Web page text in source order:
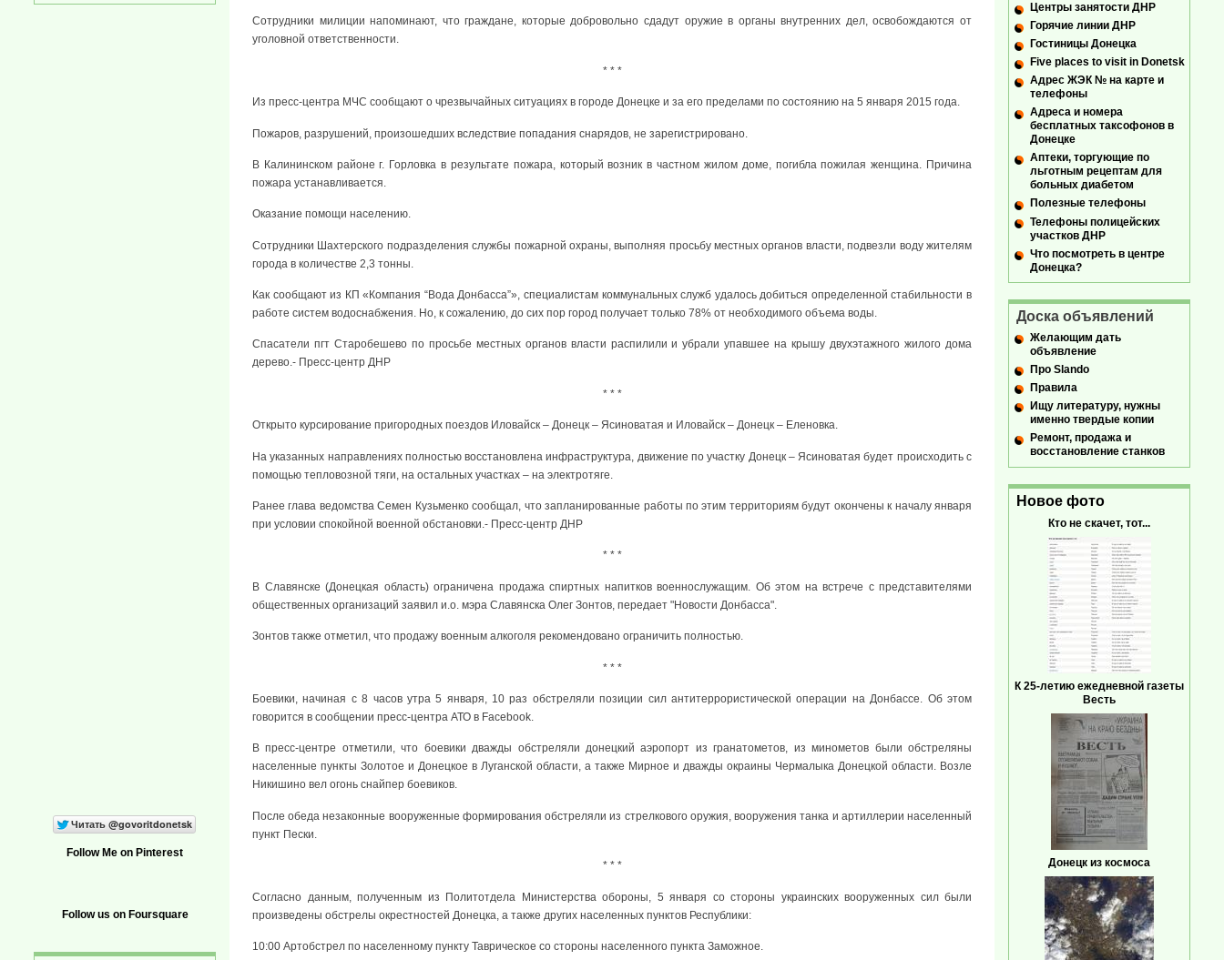
Сотрудники милиции напоминают, что граждане, которые добровольно сдадут оружие в органы внутренних дел, освобождаются от
уголовной ответственности.
* * *
Из пресс-центра МЧС сообщают о чрезвычайных ситуациях в городе Донецке и за его пределами по состоянию на 5 января 2015 года.
Пожаров, разрушений, произошедших вследствие попадания снарядов, не зарегистрировано.
В Калининском районе г. Горловка в результате пожара, который возник в частном жилом доме, погибла пожилая женщина. Причина
пожара устанавливается.
Оказание помощи населению.
Сотрудники Шахтерского подразделения службы пожарной охраны, выполняя просьбу местных органов власти, подвезли воду жителям
города в количестве 2,3 тонны.
Как сообщают из КП «Компания “Вода Донбасса”», специалистам коммунальных служб удалось добиться определенной стабильности в
работе систем водоснабжения. Но, к сожалению, до сих пор город получает только 78% от необходимого объема воды.
Спасатели пгт Старобешево по просьбе местных органов власти распилили и убрали упавшее на крышу двухэтажного жилого дома
дерево.- Пресс-центр ДНР
* * *
Открыто курсирование пригородных поездов Иловайск – Донецк – Ясиноватая и Иловайск – Донецк – Еленовка.
На указанных направлениях полностью восстановлена инфраструктура, движение по участку Донецк – Ясиноватая будет происходить с
помощью тепловозной тяги, на остальных участках – на электротяге.
Ранее глава ведомства Семен Кузьменко сообщал, что запланированные работы по этим территориям будут окончены к началу января
при условии спокойной военной обстановки.- Пресс-центр ДНР
* * *
В Славянске (Донецкая область) ограничена продажа спиртных напитков военнослужащим. Об этом на встрече с представителями
общественных организаций заявил и.о. мэра Славянска Олег Зонтов, передает "Новости Донбасса".
Зонтов также отметил, что продажу военным алкоголя рекомендовано ограничить полностью.
* * *
Боевики, начиная с 8 часов утра 5 января, 10 раз обстреляли позиции сил антитеррористической операции на Донбассе. Об этом
говорится в сообщении пресс-центра АТО в Facebook.
В пресс-центре отметили, что боевики дважды обстреляли донецкий аэропорт из гранатометов, из минометов были обстреляны
населенные пункты Золотое и Донецкое в Луганской области, а также Мирное и дважды окраины Чермалыка Донецкой области. Возле
Никишино вел огонь снайпер боевиков.
После обеда незаконные вооруженные формирования обстреляли из стрелкового оружия, вооружения танка и артиллерии населенный
пункт Пески.
* * *
Согласно данным, полученным из Политотдела Министерства обороны, 5 января со стороны украинских вооруженных сил были
произведены обстрелы окрестностей Донецка, а также других населенных пунктов Республики:
10:00 Артобстрел по населенному пункту Таврическое со стороны населенного пункта Заможное.
Follow Me on Pinterest
Follow us on Foursquare
Центры занятости ДНР
Горячие линии ДНР
Гостиницы Донецка
Five places to visit in Donetsk
Адрес ЖЭК № на карте и
телефоны
Адреса и номера
бесплатных таксофонов в
Донецке
Аптеки, торгующие по
льготным рецептам для
больных диабетом
Полезные телефоны
Телефоны полицейских
участков ДНР
Что посмотреть в центре
Донецка?
Доска объявлений
Желающим дать
объявление
Про Slando
Правила
Ищу литературу, нужны
именно твердые копии
Ремонт, продажа и
восстановление станков
Новое фото
Кто не скачет, тот...
К 25-летию ежедневной газеты
Весть
Донецк из космоса